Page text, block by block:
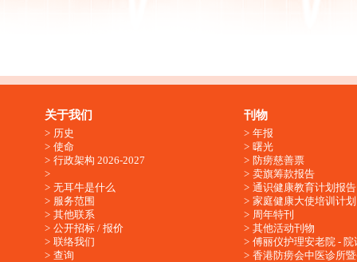
关于我们
历史
使命
行政架构 2026-2027
无耳牛是什么
服务范围
其他联系
公开招标 / 报价
联络我们
查询
刊物
年报
曙光
防痨慈善票
卖旗筹款报告
通识健康教育计划报告
家庭健康大使培训计划
周年特刊
其他活动刊物
傅丽仪护理安老院 - 院
香港防痨会中医诊所